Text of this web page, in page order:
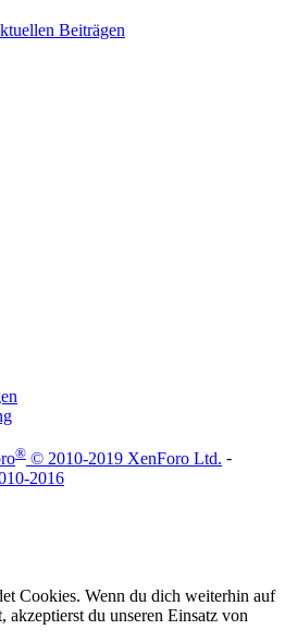
Beiträgen
® © 2010-2019 XenForo Ltd. -
2016
Cookies. Wenn du dich weiterhin auf
akzeptierst du unseren Einsatz von